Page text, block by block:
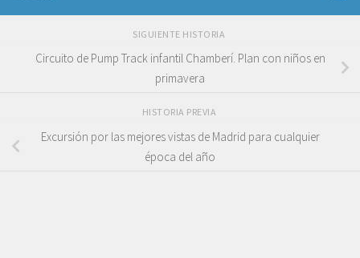
SIGUIENTE HISTORIA
Circuito de Pump Track infantil Chamberí. Plan con niños en
primavera
HISTORIA PREVIA
Excursión por las mejores vistas de Madrid para cualquier
época del año